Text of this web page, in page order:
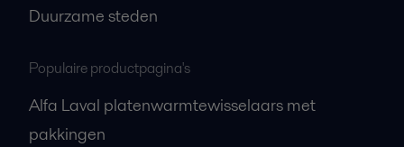
Duurzame steden
Populaire productpagina's
Alfa Laval platenwarmtewisselaars met
pakkingen